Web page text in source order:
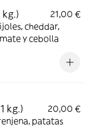
21,00 €
cheddar,
y cebolla
kg.)
20,00 €
patatas